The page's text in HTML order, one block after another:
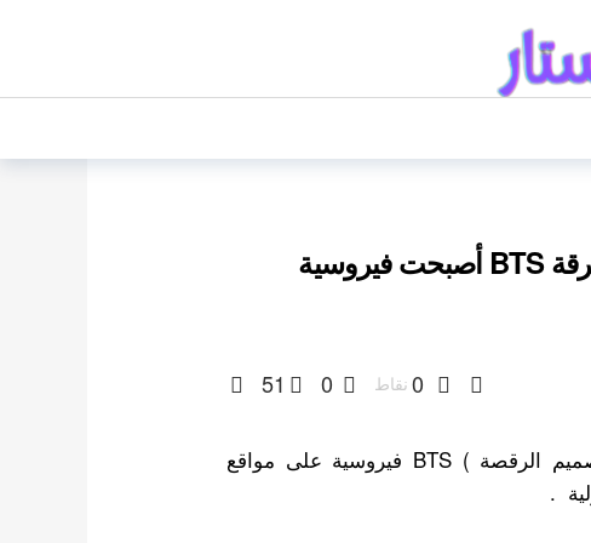
كوريغرافيا permission to dance لفرقة BTS أصبحت فيروسية
0 نقاط 0
51
أصبحت كوريغرافيا Permission to dance ( تصميم الرقصة ) BTS فيروسية على مواقع
.